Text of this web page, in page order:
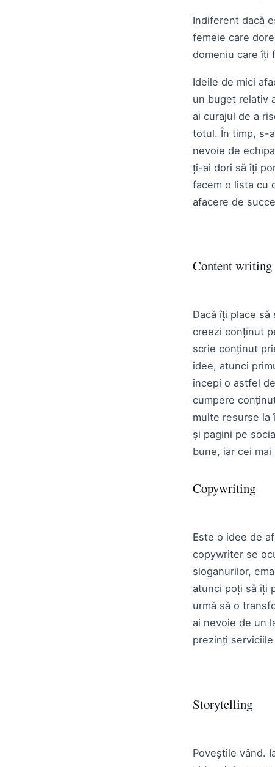
Indiferent dacă
femeie care
domeniu care îți
Ideile de mici
un buget relativ
ai curajul de a
totul. În timp, s-
nevoie de
ți-ai dori să îți
facem o lista cu
afacere de
Content writing
Dacă îți place
creezi conținut
scrie conținut
idee, atunci
începi o astfel
cumpere
multe resurse la
și pagini pe
bune, iar cei
Copywriting
Este o idee de
copywriter se
sloganurilor,
atunci poți să îți
urmă să o
ai nevoie de un
prezinți
Storytelling
Poveștile vând.